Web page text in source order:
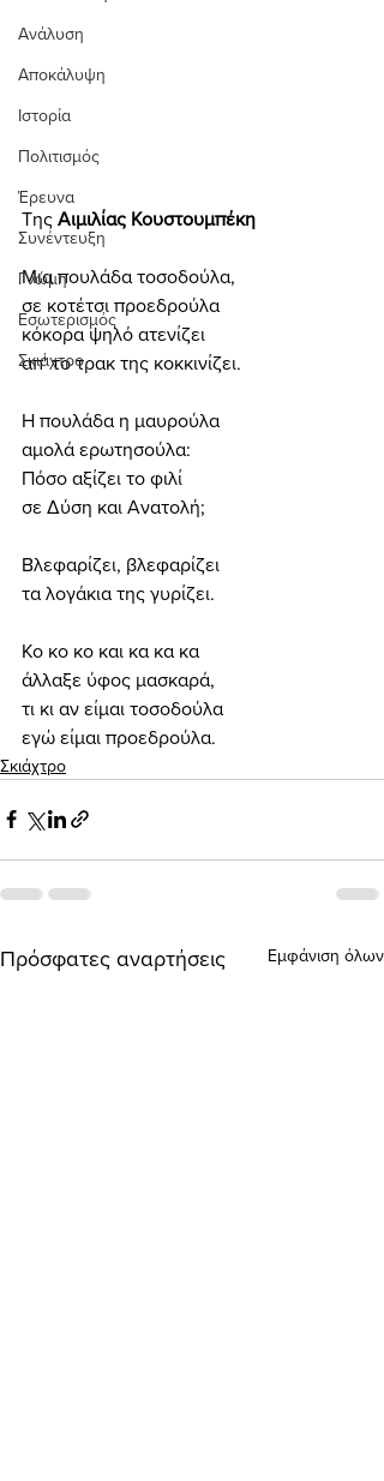
Ανάλυση
Αποκάλυψη
Ιστορία
Πολιτισμός
Έρευνα
Συνέντευξη
Γνώμη
Εσωτερισμός
Σκιάχτρο
Της Αιμιλίας Κουστουμπέκη
Μια πουλάδα τοσοδούλα,
σε κοτέτσι προεδρούλα
κόκορα ψηλό ατενίζει
απ' το τρακ της κοκκινίζει.
Η πουλάδα η μαυρούλα
αμολά ερωτησούλα:
Πόσο αξίζει το φιλί
σε Δύση και Ανατολή;
Βλεφαρίζει, βλεφαρίζει
τα λογάκια της γυρίζει.
Κο κο κο και κα κα κα
άλλαξε ύφος μασκαρά,
τι κι αν είμαι τοσοδούλα
εγώ είμαι προεδρούλα.
Σκιάχτρο
Πρόσφατες αναρτήσεις Εμφάνιση όλων